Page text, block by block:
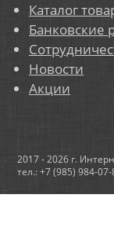
Каталог
Банковские
Новости
Акции
2017 - 2026 г.
тел.: +7 (985) 984-